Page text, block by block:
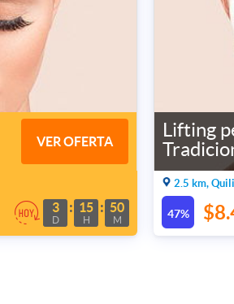
VER OFERTA
3
D
15
H
50
M
Lifting
2.5 km,
47%